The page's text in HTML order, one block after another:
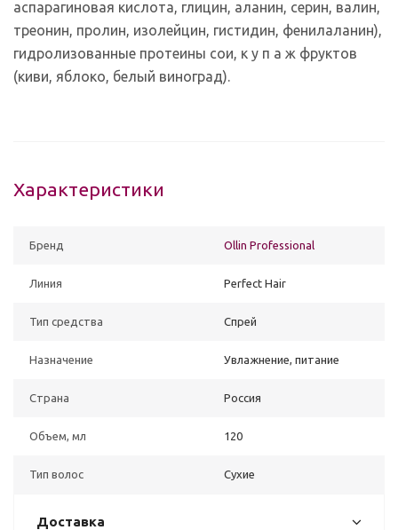
аспарагиновая кислота, глицин, аланин, серин, валин,
треонин, пролин, изолейцин, гистидин, фенилаланин),
гидролизованные протеины сои, к у п а ж фруктов
(киви, яблоко, белый виноград).
Характеристики
Бренд Ollin Professional
Линия Perfect Hair
Тип средства Спрей
Назначение Увлажнение, питание
Страна Россия
Объем, мл 120
Тип волос Сухие
Доставка